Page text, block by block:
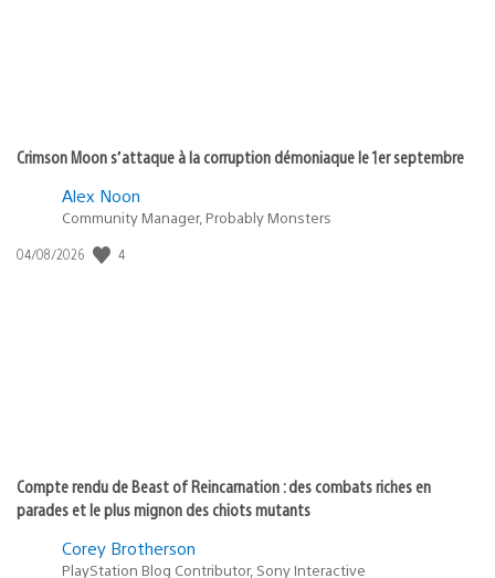
Crimson Moon s’attaque à la corruption démoniaque le 1er septembre
Alex Noon
Community Manager, Probably Monsters
Date
04/08/2026 4
Compte rendu de Beast of Reincarnation : des combats riches en
parades et le plus mignon des chiots mutants
Corey Brotherson
PlayStation Blog Contributor, Sony Interactive